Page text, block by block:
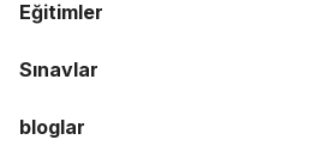
Eğitimler
Sınavlar
bloglar